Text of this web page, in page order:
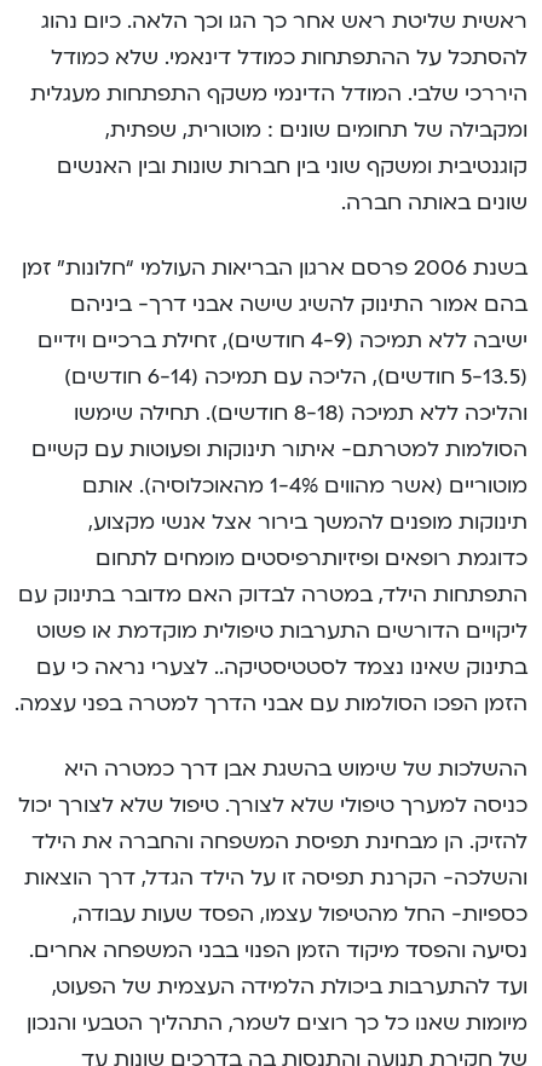
ראשית שליטת ראש אחר כך הגו וכך הלאה. כיום נהוג
להסתכל על ההתפתחות כמודל דינאמי. שלא כמודל
היררכי שלבי. המודל הדינמי משקף התפתחות מעגלית
ומקבילה של תחומים שונים : מוטורית, שפתית,
קוגנטיבית ומשקף שוני בין חברות שונות ובין האנשים
שונים באותה חברה.
בשנת 2006 פרסם ארגון הבריאות העולמי “חלונות” זמן
בהם אמור התינוק להשיג שישה אבני דרך- ביניהם
ישיבה ללא תמיכה (4-9 חודשים), זחילת ברכיים וידיים
(5-13.5 חודשים), הליכה עם תמיכה (6-14 חודשים)
והליכה ללא תמיכה (8-18 חודשים). תחילה שימשו
הסולמות למטרתם- איתור תינוקות ופעוטות עם קשיים
מוטוריים (אשר מהווים 1-4% מהאוכלוסיה). אותם
תינוקות מופנים להמשך בירור אצל אנשי מקצוע,
כדוגמת רופאים ופיזיותרפיסטים מומחים לתחום
התפתחות הילד, במטרה לבדוק האם מדובר בתינוק עם
ליקויים הדורשים התערבות טיפולית מוקדמת או פשוט
בתינוק שאינו נצמד לסטטיסטיקה.. לצערי נראה כי עם
הזמן הפכו הסולמות עם אבני הדרך למטרה בפני עצמה.
ההשלכות של שימוש בהשגת אבן דרך כמטרה היא
כניסה למערך טיפולי שלא לצורך. טיפול שלא לצורך יכול
להזיק. הן מבחינת תפיסת המשפחה והחברה את הילד
והשלכה- הקרנת תפיסה זו על הילד הגדל, דרך הוצאות
כספיות- החל מהטיפול עצמו, הפסד שעות עבודה,
נסיעה והפסד מיקוד הזמן הפנוי בבני המשפחה אחרים.
ועד להתערבות ביכולת הלמידה העצמית של הפעוט,
מיומות שאנו כל כך רוצים לשמר, התהליך הטבעי והנכון
של חקירת תנועה והתנסות בה בדרכים שונות עד